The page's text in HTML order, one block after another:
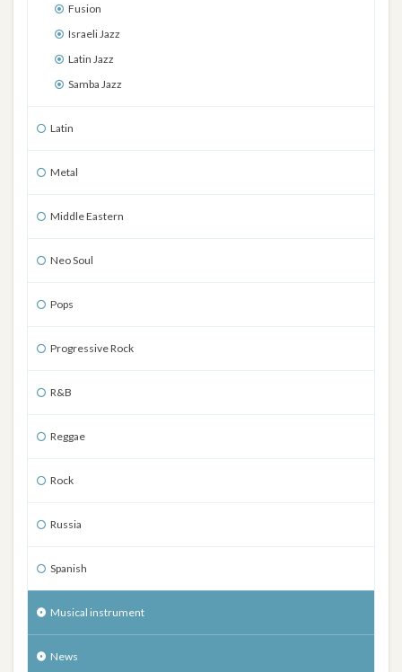
Fusion
Israeli Jazz
Latin Jazz
Samba Jazz
Latin
Metal
Middle Eastern
Neo Soul
Pops
Progressive Rock
R&B
Reggae
Rock
Russia
Spanish
Musical instrument
News